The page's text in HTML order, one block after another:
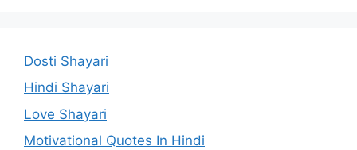
Dosti Shayari
Hindi Shayari
Love Shayari
Motivational Quotes In Hindi